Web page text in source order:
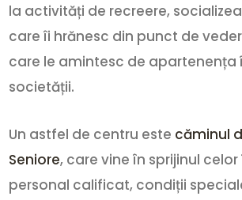
la activități de recreere,
care îi hrănesc din punct de
care le amintesc de apartenența
societății.
Un astfel de centru este căminul
Seniore, care vine în sprijinul
personal calificat, condiții